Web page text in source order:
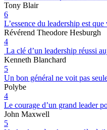
Tony Blair
6
L’essence du leadership est
Révérend Theodore Hesburgh
4
La clé d’un leadership réussi
Kenneth Blanchard
5
Un bon général ne voit pas
Polybe
4
Le courage d’un grand leader
John Maxwell
5